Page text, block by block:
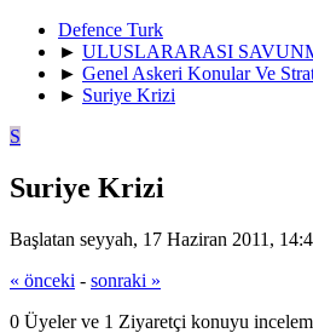
Defence Turk
► ULUSLARARASI
► Genel Askeri Konular Ve
► Suriye Krizi
S
Suriye Krizi
Başlatan seyyah, 17 Haziran 2011,
« önceki - sonraki »
0 Üyeler ve 1 Ziyaretçi konuyu